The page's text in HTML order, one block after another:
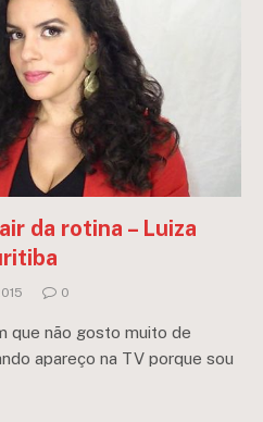
da rotina – Luiza
0
que não gosto muito de
apareço na TV porque sou